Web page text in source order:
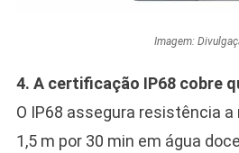
Imagem:
4. A certificação IP68 cobre
O IP68 assegura resistência
1,5 m por 30 min em água